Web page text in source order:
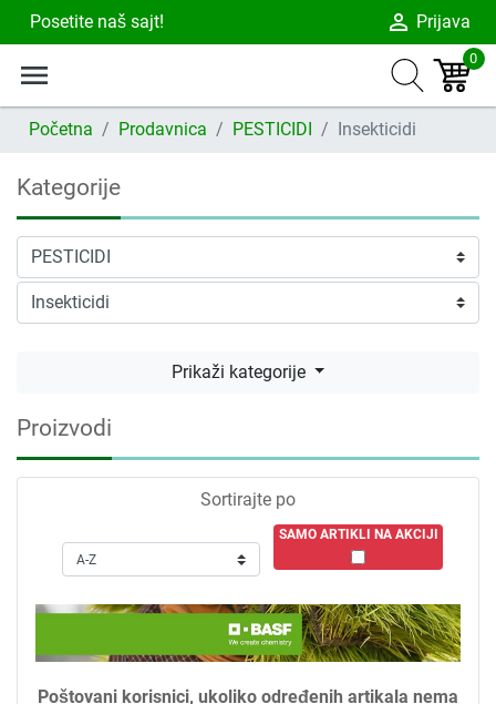
Posetite naš sajt! person_outline Prijava
menu 0
Početna Prodavnica PESTICIDI Insekticidi
Kategorije
Prikaži kategorije
Proizvodi
Sortirajte po
SAMO ARTIKLI NA AKCIJI
Poštovani korisnici, ukoliko određenih artikala nema